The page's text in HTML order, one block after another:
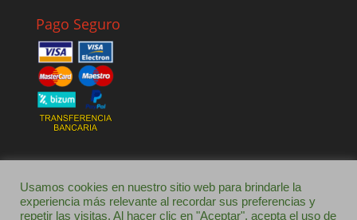
Pago Seguro
Usamos cookies en nuestro sitio web para brindarle la
experiencia más relevante al recordar sus preferencias y
repetir las visitas. Al hacer clic en "Aceptar", acepta el uso de